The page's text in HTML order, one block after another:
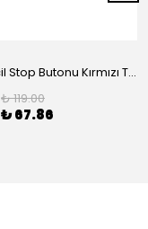
Tork Acil Stop Butonu Kırmızı TRK-A3-01ZS Acil Durum Butonu | Kırmızı Mantar Tipi NC1
₺ 119.00
₺ 67.86